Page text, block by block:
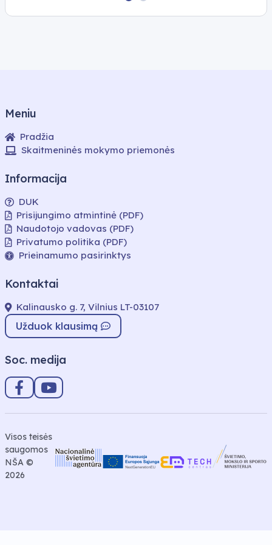
tg
𝑅,
≠
0)
Trigonometrinės
lygties
sprendiniai.
∈
Meniu
Pradžia
Skaitmeninės mokymo priemonės
Informacija
DUK
Prisijungimo atmintinė (PDF)
Naudotojo vadovas (PDF)
Privatumo politika (PDF)
Prieinamumo pasirinktys
Kontaktai
Kalinausko g. 7, Vilnius LT-03107
Užduok klausimą
Soc. medija
Visos teisės
saugomos
NŠA ©
2026